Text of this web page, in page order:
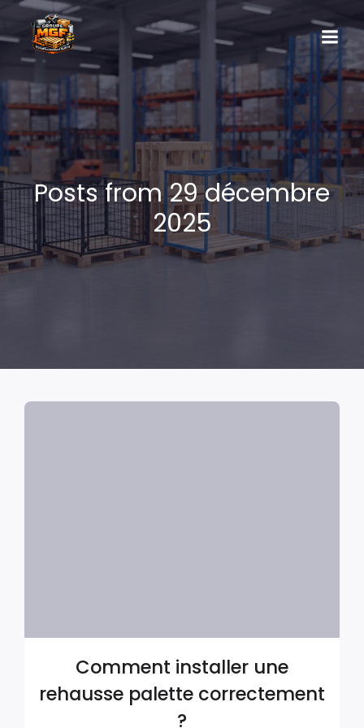
Posts from 29 décembre
2025
Comment installer une
rehausse palette correctement
?